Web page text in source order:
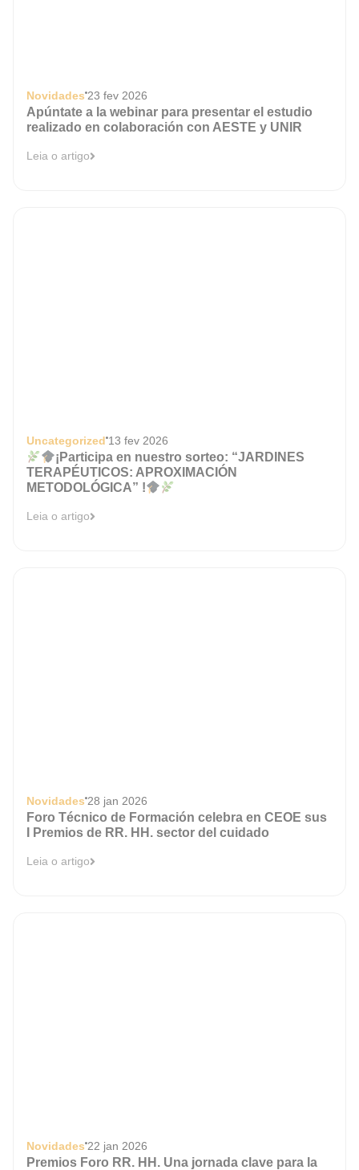
Novidades 23 fev 2026
Apúntate a la webinar para presentar el estudio
realizado en colaboración con AESTE y UNIR
Leia o artigo
Uncategorized 13 fev 2026
¡Participa en nuestro sorteo: “JARDINES
TERAPÉUTICOS: APROXIMACIÓN
METODOLÓGICA” !
Leia o artigo
Novidades 28 jan 2026
Foro Técnico de Formación celebra en CEOE sus
I Premios de RR. HH. sector del cuidado
Leia o artigo
Novidades 22 jan 2026
Premios Foro RR. HH. Una jornada clave para la